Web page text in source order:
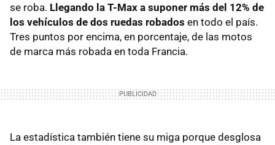
se roba. Llegando la T-Max a suponer más del 12% de
los vehículos de dos ruedas robados en todo el país.
Tres puntos por encima, en porcentaje, de las motos
de marca más robada en toda Francia.
La estadística también tiene su miga porque desglosa